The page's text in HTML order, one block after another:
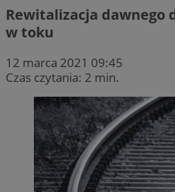
Rewitalizacja dawnego
w toku
12 marca 2021 09:45
Czas czytania: 2 min.